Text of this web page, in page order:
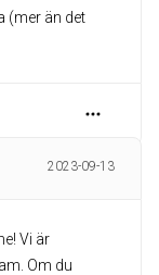
(mer än det
2023-09-13
Vi är
Om du